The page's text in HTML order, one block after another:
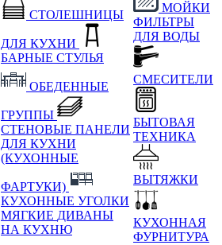
СТОЛЕШНИЦЫ
ДЛЯ КУХНИ
БАРНЫЕ СТУЛЬЯ
ОБЕДЕННЫЕ
ГРУППЫ
СТЕНОВЫЕ ПАНЕЛИ
ДЛЯ КУХНИ
(КУХОННЫЕ
ФАРТУКИ)
КУХОННЫЕ УГОЛКИ
МЯГКИЕ ДИВАНЫ
НА КУХНЮ
МОЙКИ
ФИЛЬТРЫ
ДЛЯ ВОДЫ
СМЕСИТЕЛИ
БЫТОВАЯ
ТЕХНИКА
ВЫТЯЖКИ
КУХОННАЯ
ФУРНИТУРА